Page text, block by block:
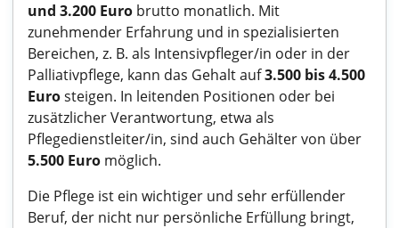
und 3.200 Euro brutto monatlich. Mit
zunehmender Erfahrung und in spezialisierten
Bereichen, z. B. als Intensivpfleger/in oder in der
Palliativpflege, kann das Gehalt auf3.500 bis 4.500
Eurosteigen. In leitenden Positionen oder bei
zusätzlicher Verantwortung, etwa als
Pflegedienstleiter/in, sind auch Gehälter von über
5.500 Euro möglich.
Die Pflege ist ein wichtiger und sehr erfüllender
Beruf, der nicht nur persönliche Erfüllung bringt,